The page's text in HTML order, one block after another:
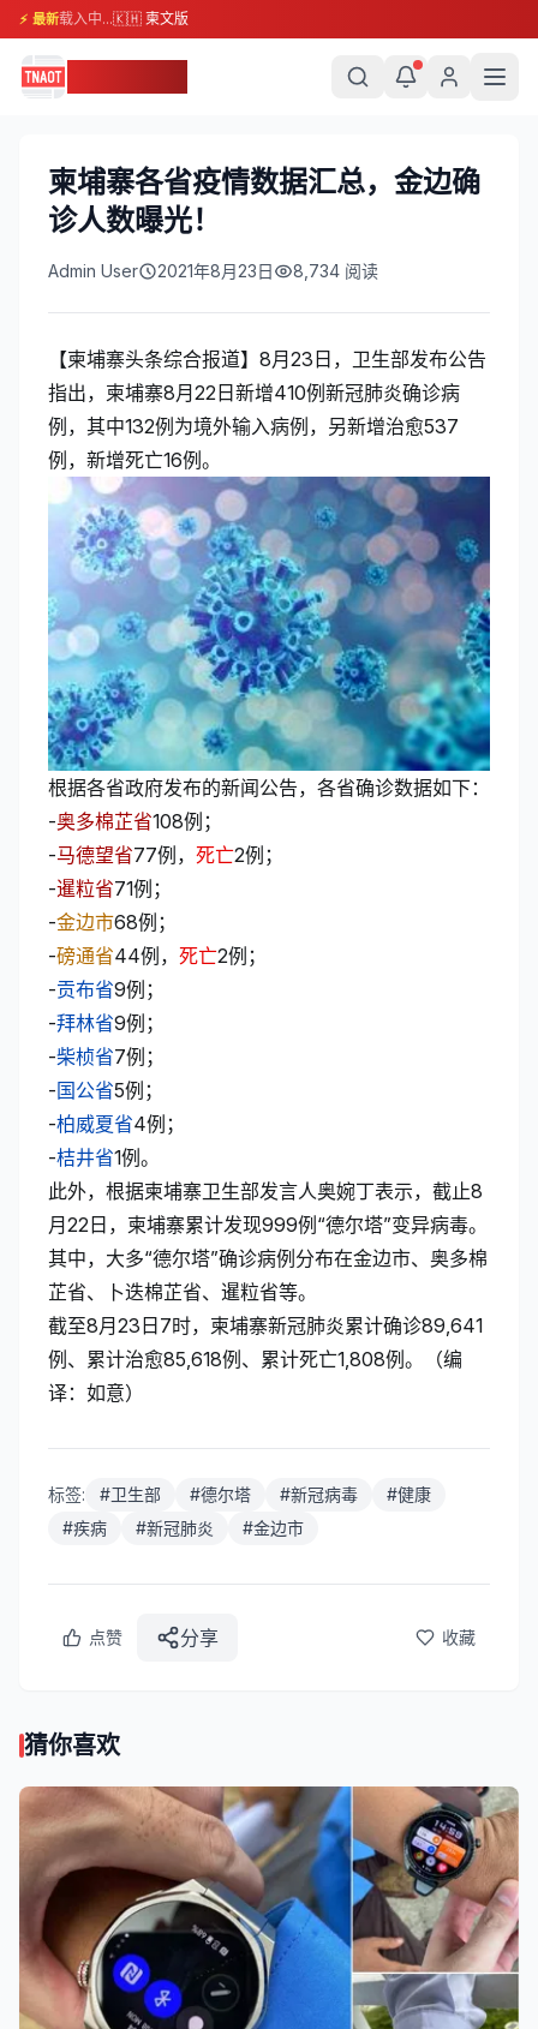
⚡ 最新载入中...🇰🇭 柬文版
柬埔寨各省疫情数据汇总，金边确
诊人数曝光！
Admin User 2021年8月23日 8,734 阅读
【柬埔寨头条综合报道】8月23日，卫生部发布公告
指出，柬埔寨8月22日新增410例新冠肺炎确诊病
例，其中132例为境外输入病例，另新增治愈537
例，新增死亡16例。
根据各省政府发布的新闻公告，各省确诊数据如下：
-奥多棉芷省108例；
-马德望省77例， 死亡2例；
-暹粒省71例；
-金边市68例；
-磅通省44例， 死亡2例；
-贡布省9例；
-拜林省9例；
-柴桢省7例；
-国公省5例；
-柏威夏省4例；
-桔井省1例。
此外，根据柬埔寨卫生部发言人奥婉丁表示，截止8
月22日，柬埔寨累计发现999例“德尔塔”变异病毒。
其中，大多“德尔塔”确诊病例分布在金边市、奥多棉
芷省、卜迭棉芷省、暹粒省等。
截至8月23日7时，柬埔寨新冠肺炎累计确诊89,641
例、累计治愈85,618例、累计死亡1,808例。（编
译：如意）
标签: #卫生部 #德尔塔 #新冠病毒 #健康
#疾病 #新冠肺炎 #金边市
点赞 分享 收藏
猜你喜欢